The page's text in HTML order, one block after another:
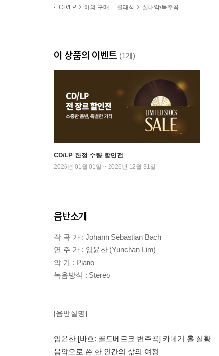
CD/LP 해외 구매 클래식 실내악/독주곡
이 상품의 이벤트 (1개)
CD/LP 한정 수량 할인전
2026년 01월 01일 ~ 2026년 12월 31일
음반소개
작 곡 가 : Johann Sebastian Bach
연 주 가 : 임윤찬 (Yunchan Lim)
악 기 : Piano
녹음방식 : Stereo
[음반설명]
임윤찬 [바흐: 골드베르크 변주곡] 카네기 홀 실황
음악으로 쓴 한 인간의 삶의 여정